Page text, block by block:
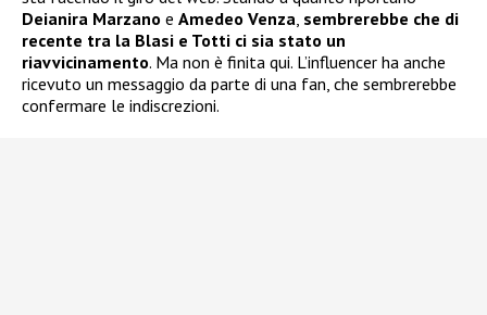
Deianira Marzano e Amedeo Venza, sembrerebbe che di
recente tra la Blasi e Totti ci sia stato un
riavvicinamento. Ma non è finita qui. L’influencer ha anche
ricevuto un messaggio da parte di una fan, che sembrerebbe
confermare le indiscrezioni.